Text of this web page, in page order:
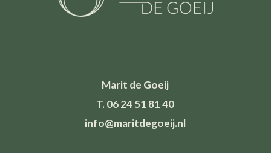
Marit de Goeij
T. 06 24 51 81 40
info@maritdegoeij.nl